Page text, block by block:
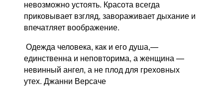
невозможно устоять. Красота всегда
приковывает взгляд, завораживает дыхание и
впечатляет воображение.
Одежда человека, как и его душа,—
единственна и неповторима, а женщина —
невинный ангел, а не плод для греховных
утех. Джанни Версаче